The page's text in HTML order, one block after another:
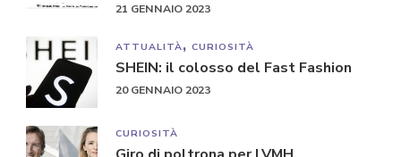
21 GENNAIO 2023
ATTUALITÀ CURIOSITÀ
SHEIN: il colosso del Fast Fashion
20 GENNAIO 2023
CURIOSITÀ